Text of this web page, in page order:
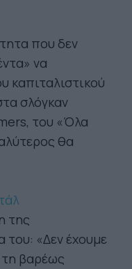
που δεν
να
καπιταλιστικού
σλόγκαν
του «Όλα
θα
της
του: «Δεν έχουμε
τη βαρέως